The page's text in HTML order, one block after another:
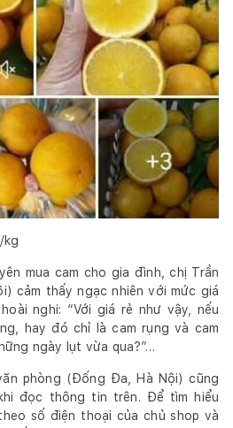
kg
mua cam cho gia đình, chị Trần
cảm thấy ngạc nhiên với mức giá
nghi: “Với giá rẻ như vậy, nếu
hay đó chỉ là cam rụng và cam
ngày lụt vừa qua?”…
phòng (Đống Đa, Hà Nội) cũng
đọc thông tin trên. Để tìm hiểu
số điện thoại của chủ shop và